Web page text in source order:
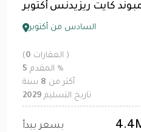
مول سنترادا بلازا 6 أكتوبر
السادس من أكتوبر
( 0
العقارات )
المقدم10
%
أكثر من 10 سنة
تاريخ التسليم 2029
بسعر يبدأ